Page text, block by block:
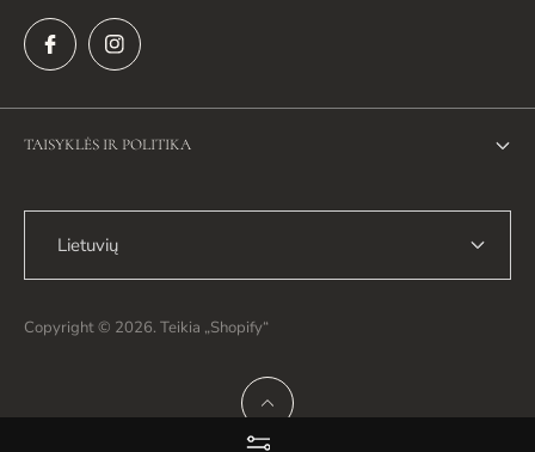
TAISYKLĖS IR POLITIKA
Privatumo politika
Grąžinimo politika
Lietuvių
Copyright © 2026. Teikia „Shopify“